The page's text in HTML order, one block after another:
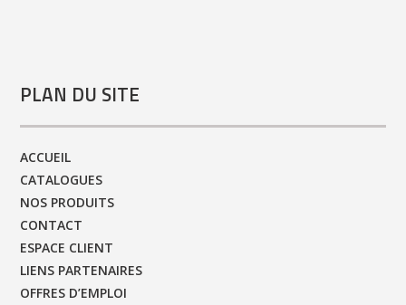
PLAN DU SITE
ACCUEIL
CATALOGUES
NOS PRODUITS
CONTACT
ESPACE CLIENT
LIENS PARTENAIRES
OFFRES D’EMPLOI